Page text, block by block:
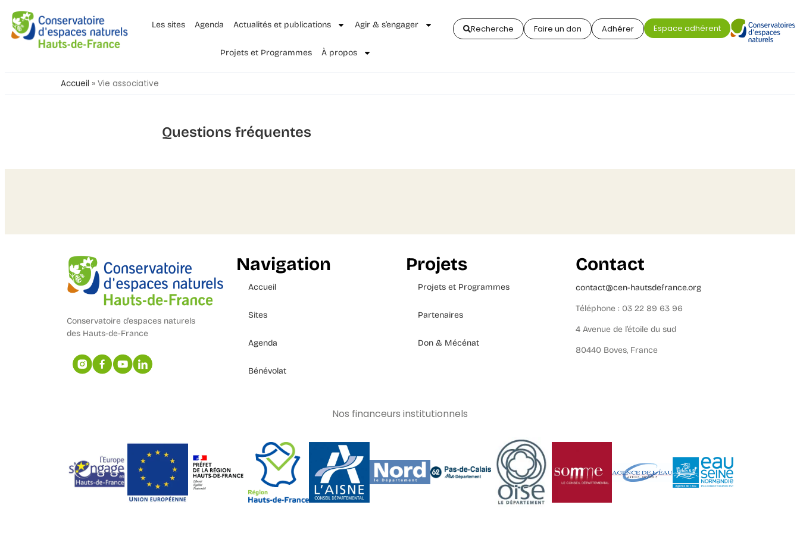
Les sites Agenda Actualités et publications Agir & s’engager
Projets et Programmes À propos
Recherche Faire un don Adhérer Espace adhérent
Accueil » Vie associative
Questions fréquentes
Conservatoire d’espaces naturels
des Hauts-de-France
Navigation
Accueil
Sites
Agenda
Bénévolat
Projets
Projets et Programmes
Partenaires
Don & Mécénat
Contact
contact@cen-hautsdefrance.org
Téléphone : 03 22 89 63 96
4 Avenue de l’étoile du sud
80440 Boves, France
Nos financeurs institutionnels